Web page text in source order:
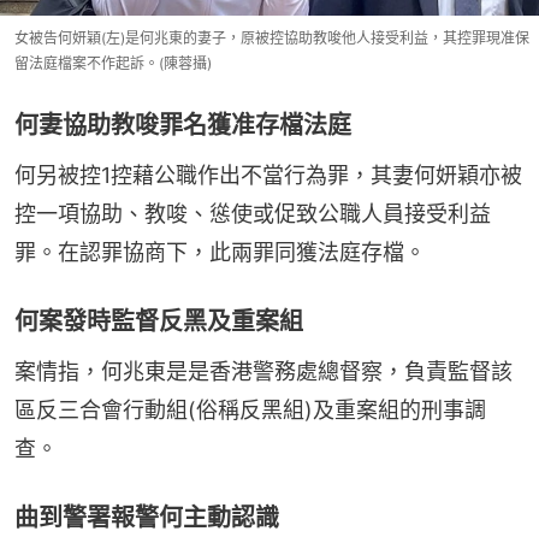
女被告何妍穎(左)是何兆東的妻子，原被控協助教唆他人接受利益，其控罪現准保
留法庭檔案不作起訴。(陳蓉攝)
何妻協助教唆罪名獲准存檔法庭
何另被控1控藉公職作出不當行為罪，其妻何妍穎亦被
控一項協助、教唆、慫使或促致公職人員接受利益
罪。在認罪協商下，此兩罪同獲法庭存檔。
何案發時監督反黑及重案組
案情指，何兆東是是香港警務處總督察，負責監督該
區反三合會行動組(俗稱反黑組)及重案組的刑事調
查。
曲到警署報警何主動認識